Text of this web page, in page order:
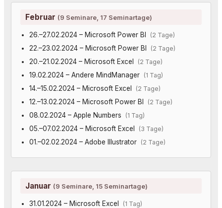
Februar (9 Seminare, 17 Seminartage)
26.–27.02.2024 – Microsoft Power BI (2 Tage)
22.–23.02.2024 – Microsoft Power BI (2 Tage)
20.–21.02.2024 – Microsoft Excel (2 Tage)
19.02.2024 – Andere MindManager (1 Tag)
14.–15.02.2024 – Microsoft Excel (2 Tage)
12.–13.02.2024 – Microsoft Power BI (2 Tage)
08.02.2024 – Apple Numbers (1 Tag)
05.–07.02.2024 – Microsoft Excel (3 Tage)
01.–02.02.2024 – Adobe Illustrator (2 Tage)
Januar (9 Seminare, 15 Seminartage)
31.01.2024 – Microsoft Excel (1 Tag)